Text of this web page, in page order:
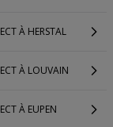
À HERSTAL
À LOUVAIN
À EUPEN